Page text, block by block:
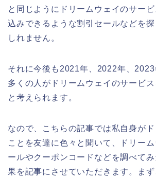
と同じようにドリームウェイのサー
込みできるような割引セールなどを
しれません。
それに今後も2021年、2022年、
多くの人がドリームウェイのサービス
と考えられます。
なので、こちらの記事では私自身が
ことを友達に色々と聞いて、ドリー
ールやクーポンコードなどを調べて
果を記事にさせていただきます。ま